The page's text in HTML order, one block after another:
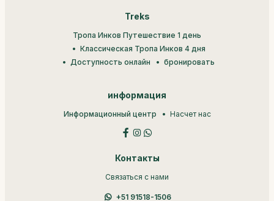
Treks
Тропа Инков Путешествие 1 день
Классическая Тропа Инков 4 дня
Доступность онлайн
бронировать
информация
Информационный центр Насчет нас
Контакты
Связаться с нами
+51 91518-1506